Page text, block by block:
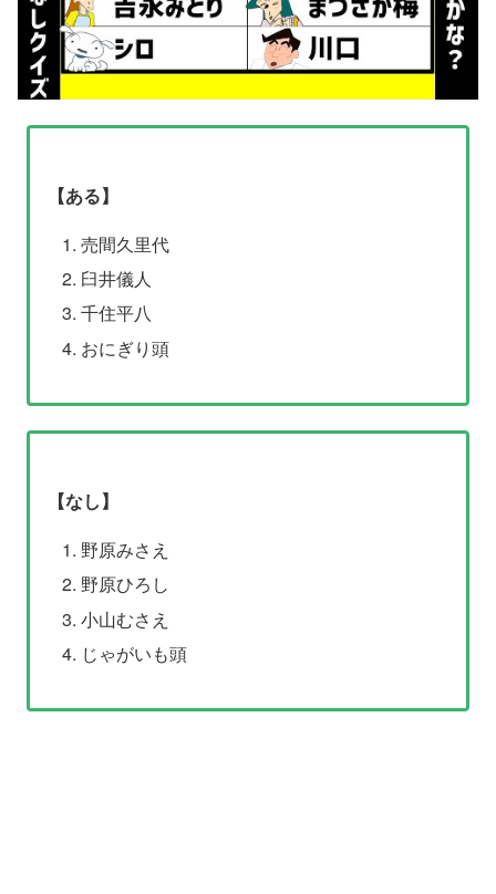
【ある】
売間久里代
臼井儀人
千住平八
おにぎり頭
【なし】
野原みさえ
野原ひろし
小山むさえ
じゃがいも頭